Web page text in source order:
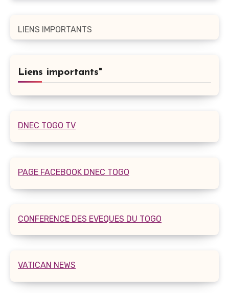
LIENS IMPORTANTS
Liens importants"
DNEC TOGO TV
PAGE FACEBOOK DNEC TOGO
CONFERENCE DES EVEQUES DU TOGO
VATICAN NEWS